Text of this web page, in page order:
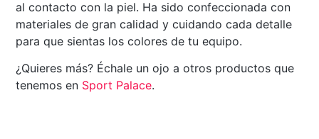
al contacto con la piel. Ha sido confeccionada con
materiales de gran calidad y cuidando cada detalle
para que sientas los colores de tu equipo.
¿Quieres más? Échale un ojo a otros productos que
tenemos en Sport Palace.